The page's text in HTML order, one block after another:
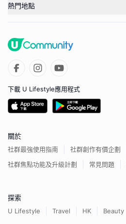
熱門地點
下載 U Lifestyle應用程式
關於
社群最強使用指南
社群創作有價企劃
社群焦點功能及升級計劃
常見問題
探索
U Lifestyle Travel HK Beauty